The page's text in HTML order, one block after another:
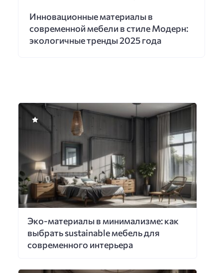
Инновационные материалы в
современной мебели в стиле Модерн:
экологичные тренды 2025 года
Эко-материалы в минимализме: как
выбрать sustainable мебель для
современного интерьера